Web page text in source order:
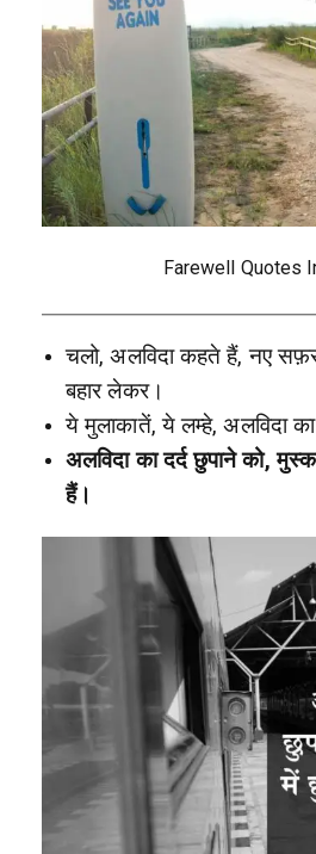
Farewell Quotes
चलो, अलविदा कहते हैं, नए सफ़र
बहार लेकर।
ये मुलाकातें, ये लम्हे, अलविदा
अलविदा का दर्द छुपाने को,
हैं।